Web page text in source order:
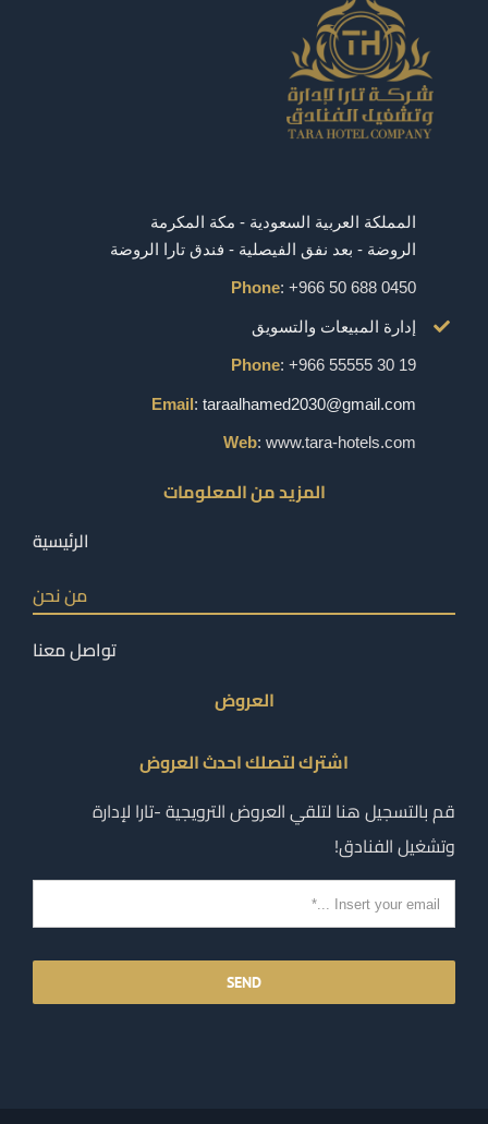
المملكة العربية السعودية - مكة المكرمة
الروضة - بعد نفق الفيصلية - فندق تارا الروضة
Phone: +966 50 688 0450
إدارة المبيعات والتسويق
Phone: +966 55555 30 19
Email:taraalhamed2030@gmail.com
Web: www.tara-hotels.com
المزيد من المعلومات
الرئيسية
من نحن
تواصل معنا
العروض
اشترك لتصلك احدث العروض
قم بالتسجيل هنا لتلقي العروض الترويجية -تارا لإدارة
وتشغيل الفنادق!
SEND